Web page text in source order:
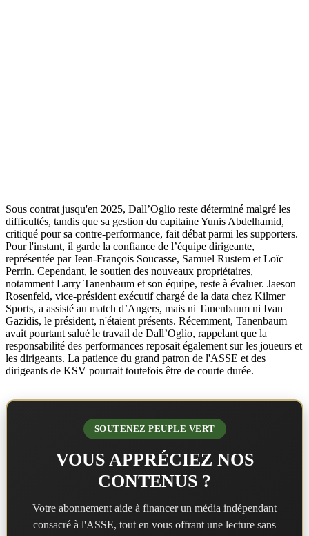
Sous contrat jusqu'en 2025, Dall’Oglio reste déterminé malgré les
difficultés, tandis que sa gestion du capitaine Yunis Abdelhamid,
critiqué pour sa contre-performance, fait débat parmi les supporters.
Pour l'instant, il garde la confiance de l’équipe dirigeante,
représentée par Jean-François Soucasse, Samuel Rustem et Loïc
Perrin. Cependant, le soutien des nouveaux propriétaires,
notamment Larry Tanenbaum et son équipe, reste à évaluer. Jaeson
Rosenfeld, vice-président exécutif chargé de la data chez Kilmer
Sports, a assisté au match d’Angers, mais ni Tanenbaum ni Ivan
Gazidis, le président, n'étaient présents. Récemment, Tanenbaum
avait pourtant salué le travail de Dall’Oglio, rappelant que la
responsabilité des performances reposait également sur les joueurs et
les dirigeants. La patience du grand patron de l'ASSE et des
dirigeants de KSV pourrait toutefois être de courte durée.
SOUTENEZ PEUPLE VERT
VOUS APPRÉCIEZ NOS
CONTENUS ?
Votre abonnement aide à financer un média indépendant
consacré à l'ASSE, tout en vous offrant une lecture sans